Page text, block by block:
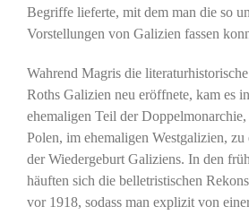
Begriffe lieferte, mit dem man die so
Vorstellungen von Galizien fassen
Wahrend Magris die
Roths Galizien neu eröffnete, kam es
ehemaligen Teil der
Polen, im ehemaligen Westgalizien, zu
der Wiedergeburt Galiziens. In den
häuften sich die belletristischen
vor 1918, sodass man explizit von